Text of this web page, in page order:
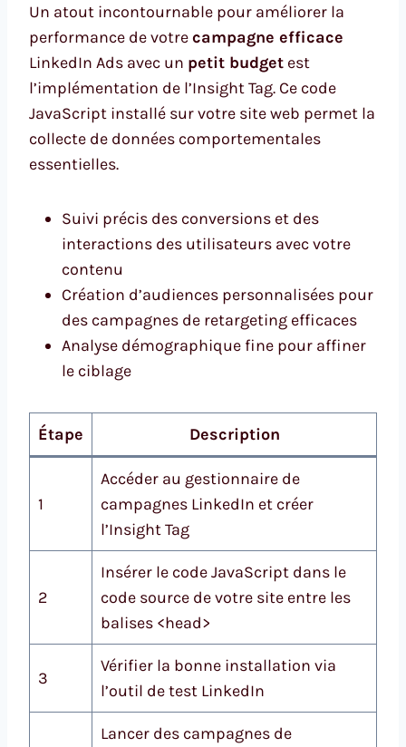
Un atout incontournable pour améliorer la
performance de votrecampagne efficace
LinkedIn Ads avec un petit budget est
l’implémentation de l’Insight Tag. Ce code
JavaScript installé sur votre site web permet la
collecte de données comportementales
essentielles.
Suivi précis des conversions et des
interactions des utilisateurs avec votre
contenu
Création d’audiences personnalisées pour
des campagnes de retargeting efficaces
Analyse démographique fine pour affiner
le ciblage
Étape Description
1
Accéder au gestionnaire de
campagnes LinkedIn et créer
l’Insight Tag
2
Insérer le code JavaScript dans le
code source de votre site entre les
balises <head>
3
Vérifier la bonne installation via
l’outil de test LinkedIn
Lancer des campagnes de